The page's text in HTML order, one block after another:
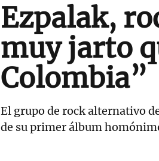
Ezpalak,
muy jarto
Colombia”
El grupo de rock alternativo
de su primer álbum